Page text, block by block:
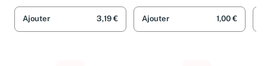
Ajouter 3,19 € Ajouter 1,00 €